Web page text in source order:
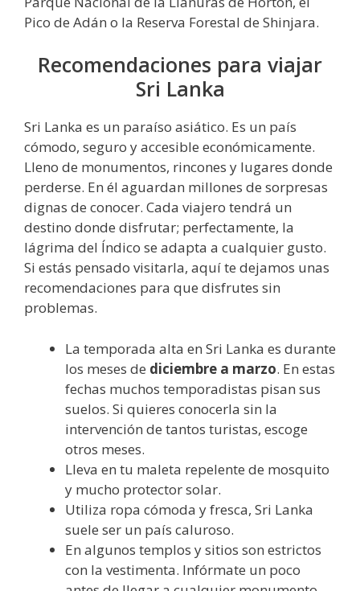
Pico de Adán o la Reserva Forestal de Shinjara.
Recomendaciones para viajar
Sri Lanka
Sri Lanka es un paraíso asiático. Es un país
cómodo, seguro y accesible económicamente.
Lleno de monumentos, rincones y lugares donde
perderse. En él aguardan millones de sorpresas
dignas de conocer. Cada viajero tendrá un
destino donde disfrutar; perfectamente, la
lágrima del Índico se adapta a cualquier gusto.
Si estás pensado visitarla, aquí te dejamos unas
recomendaciones para que disfrutes sin
problemas.
La temporada alta en Sri Lanka es durante
los meses de diciembre a marzo. En estas
fechas muchos temporadistas pisan sus
suelos. Si quieres conocerla sin la
intervención de tantos turistas, escoge
otros meses.
Lleva en tu maleta repelente de mosquito
y mucho protector solar.
Utiliza ropa cómoda y fresca, Sri Lanka
suele ser un país caluroso.
En algunos templos y sitios son estrictos
con la vestimenta. Infórmate un poco